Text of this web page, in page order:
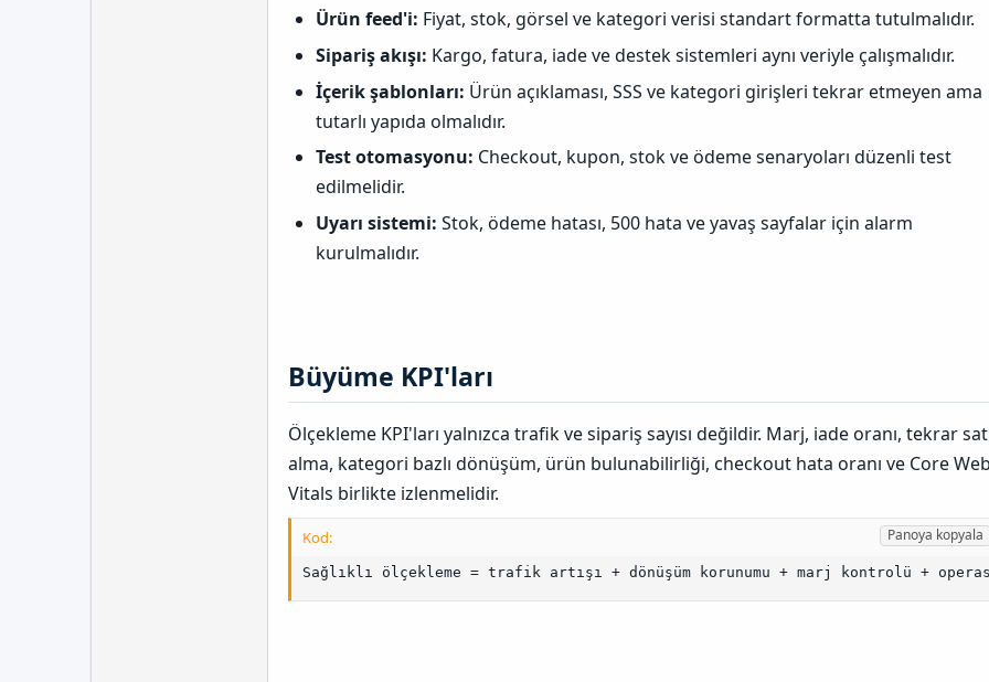
Ürün feed'i: Fiyat, stok, görsel ve kategori verisi standart formatta tutulmalıdır.
Sipariş akışı: Kargo, fatura, iade ve destek sistemleri aynı veriyle çalışmalıdır.
İçerik şablonları: Ürün açıklaması, SSS ve kategori girişleri tekrar etmeyen ama
tutarlı yapıda olmalıdır.
Test otomasyonu: Checkout, kupon, stok ve ödeme senaryoları düzenli test
edilmelidir.
Uyarı sistemi: Stok, ödeme hatası, 500 hata ve yavaş sayfalar için alarm
kurulmalıdır.
Büyüme KPI'ları​
Ölçekleme KPI'ları yalnızca trafik ve sipariş sayısı değildir. Marj, iade oranı, tekrar
alma, kategori bazlı dönüşüm, ürün bulunabilirliği, checkout hata oranı ve Core
Vitals birlikte izlenmelidir.
Kod: Panoya kopyala
Sağlıklı ölçekleme = trafik artışı + dönüşüm korunumu + marj kontrolü +